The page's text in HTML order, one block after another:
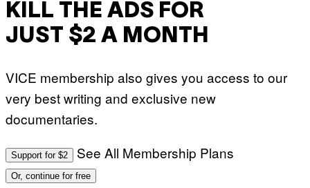
KILL THE ADS FOR
JUST $2 A MONTH
VICE membership also gives you access to our
very best writing and exclusive new
documentaries.
Support for $2 See All Membership Plans
Or, continue for free